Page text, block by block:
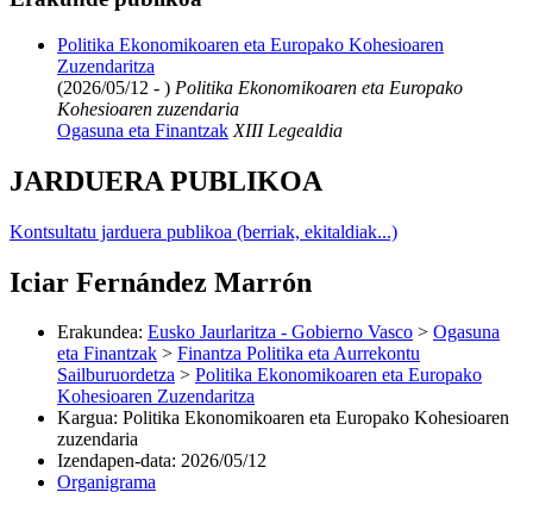
Politika Ekonomikoaren eta Europako Kohesioaren
Zuzendaritza
(2026/05/12 - ) Politika Ekonomikoaren eta Europako
Kohesioaren zuzendaria
Ogasuna eta Finantzak XIII Legealdia
JARDUERA PUBLIKOA
Kontsultatu jarduera publikoa (berriak, ekitaldiak...)
Iciar Fernández Marrón
Erakundea: Eusko Jaurlaritza - Gobierno Vasco > Ogasuna
eta Finantzak > Finantza Politika eta Aurrekontu
Sailburuordetza > Politika Ekonomikoaren eta Europako
Kohesioaren Zuzendaritza
Kargua: Politika Ekonomikoaren eta Europako Kohesioaren
zuzendaria
Izendapen-data: 2026/05/12
Organigrama